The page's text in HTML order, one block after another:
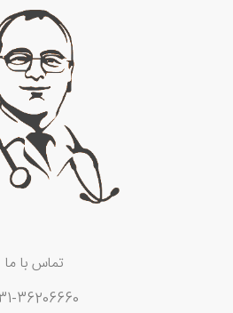
تماس با ما
031-36206660